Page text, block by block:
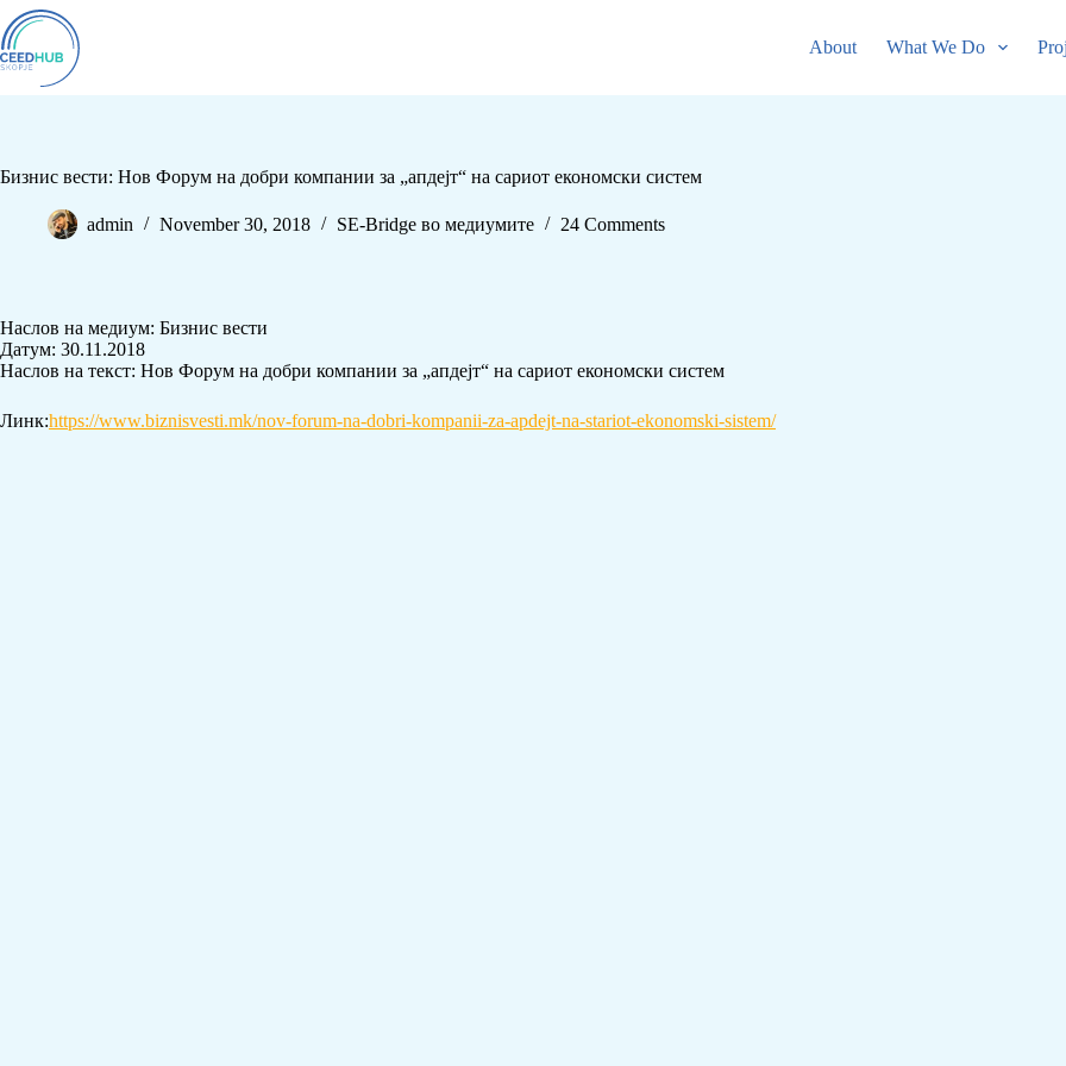
About What We Do
Бизнис вести: Нов Форум на добри компании за „апдејт“ на сариот економски систем
admin November 30, 2018 SE-Bridge во медиумите 24 Comments
Наслов на медиум: Бизнис вести
Датум: 30.11.2018
Наслов на текст: Нов Форум на добри компании за „апдејт“ на сариот економски систем
Линк:https://www.biznisvesti.mk/nov-forum-na-dobri-kompanii-za-apdejt-na-stariot-ekonomski-sistem/